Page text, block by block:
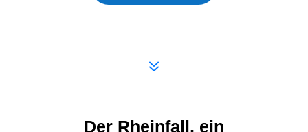
7
Der Rheinfall, ein